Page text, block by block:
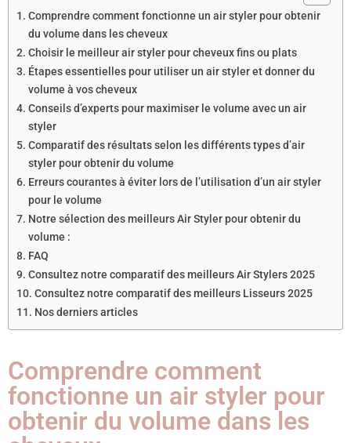
Comprendre comment fonctionne un air styler pour obtenir
du volume dans les cheveux
Choisir le meilleur air styler pour cheveux fins ou plats
Étapes essentielles pour utiliser un air styler et donner du
volume à vos cheveux
Conseils d’experts pour maximiser le volume avec un air
styler
Comparatif des résultats selon les différents types d’air
styler pour obtenir du volume
Erreurs courantes à éviter lors de l’utilisation d’un air styler
pour le volume
Notre sélection des meilleurs Air Styler pour obtenir du
volume :
FAQ
Consultez notre comparatif des meilleurs Air Stylers 2025
Consultez notre comparatif des meilleurs Lisseurs 2025
Nos derniers articles
Comprendre comment
fonctionne un air styler pour
obtenir du volume dans les